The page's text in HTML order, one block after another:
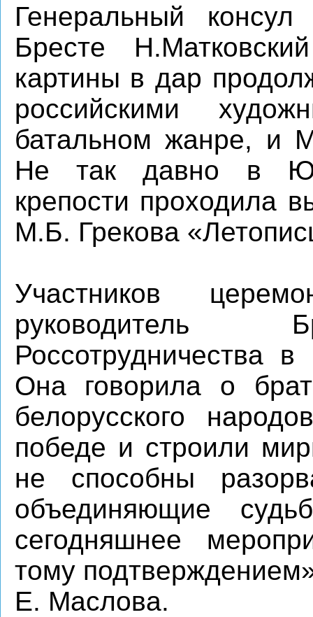
Генеральный
Бресте
картины в дар
российскими
батальном жанре, и
Не так давно в
крепости проходила
М.Б. Грекова
Участников
руководитель
Россотрудничества
Она говорила о
белорусского
победе и строили
не способны
объединяющие
сегодняшнее
тому
Е. Маслова.